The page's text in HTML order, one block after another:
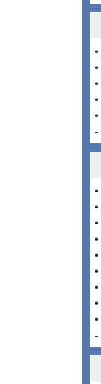
•
•
•
•
•
-
•
•
•
•
•
•
•
•
•
-